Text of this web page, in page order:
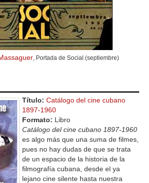
, Portada de Social (septiembre)
Título: Catálogo del cine cubano
1897-1960
Formato: Libro
Catálogo del cine cubano 1897-1960
es algo más que una suma de filmes,
pues no hay dudas de que se trata
de un espacio de la historia de la
filmografía cubana, desde el ya
lejano cine silente hasta nuestra